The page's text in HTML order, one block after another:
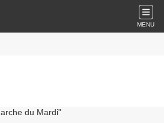
MENU